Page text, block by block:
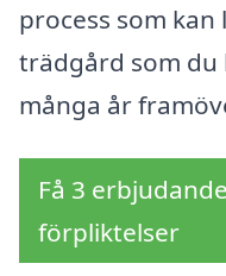
process som
trädgård som du
många år
Få 3
förpliktelser